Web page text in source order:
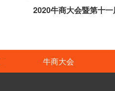
牛商大会